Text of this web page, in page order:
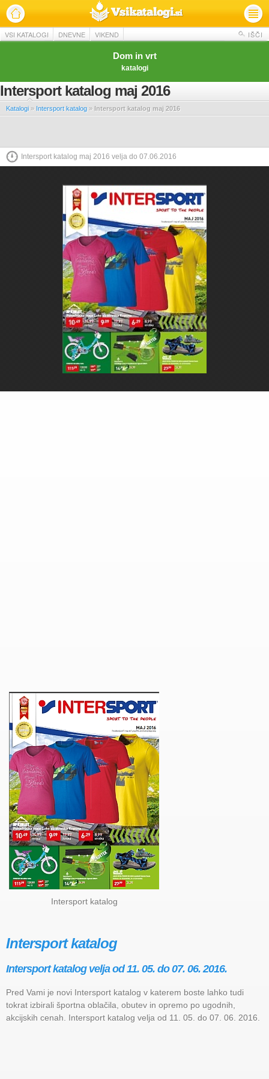
VSI KATALOGI DNEVNE VIKEND IŠČI
Dom in vrt
katalogi
Intersport katalog maj 2016
Katalogi » Intersport katalog » Intersport katalog maj 2016
Intersport katalog maj 2016 velja do 07.06.2016
Intersport katalog
Intersport katalog
Intersport katalog velja od 11. 05. do 07. 06. 2016.
Pred Vami je novi Intersport katalog v katerem boste lahko tudi
tokrat izbirali športna oblačila, obutev in opremo po ugodnih,
akcijskih cenah. Intersport katalog velja od 11. 05. do 07. 06. 2016.